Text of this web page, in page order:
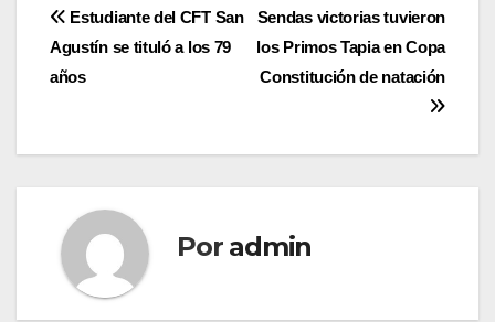
Navegación
de
Sendas victorias tuvieron
los Primos Tapia en Copa
Constitución de natación
Estudiante del CFT San
Agustín se tituló a los 79
años
Por admin